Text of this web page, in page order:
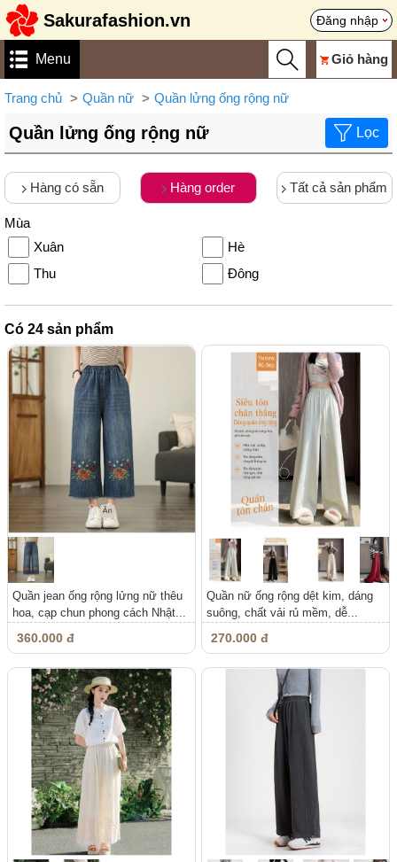
Sakurafashion.vn Đăng nhập
Menu Giỏ hàng
Trang chủ Quần nữ Quần lửng ống rộng nữ
Quần lửng ống rộng nữ Lọc
Hàng có sẵn Hàng order Tất cả sản phẩm
Mùa
Xuân
Hè
Thu
Đông
Có 24 sản phẩm
Quần jean ống rộng lửng nữ thêu
hoa, cạp chun phong cách Nhật...
360.000 đ
Quần nữ ống rộng dệt kim, dáng
suông, chất vải rủ mềm, dễ...
270.000 đ